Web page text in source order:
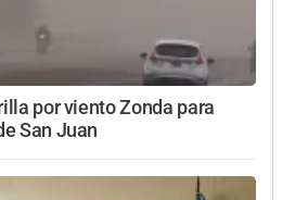
por viento Zonda para
San Juan